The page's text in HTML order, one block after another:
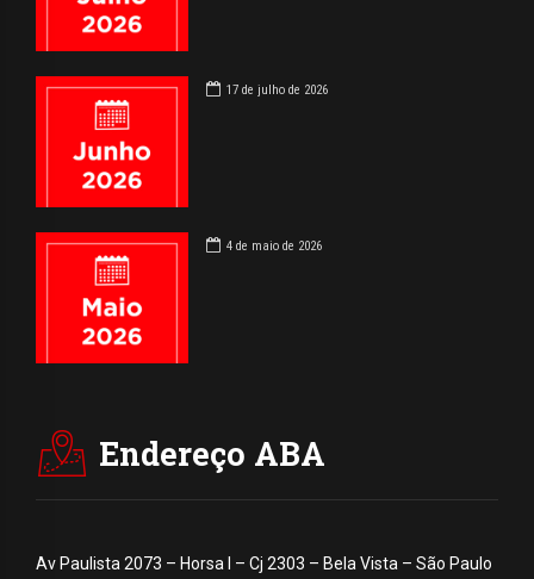
17 de julho de 2026
4 de maio de 2026
Endereço ABA
Av Paulista 2073 – Horsa I – Cj 2303 – Bela Vista – São Paulo